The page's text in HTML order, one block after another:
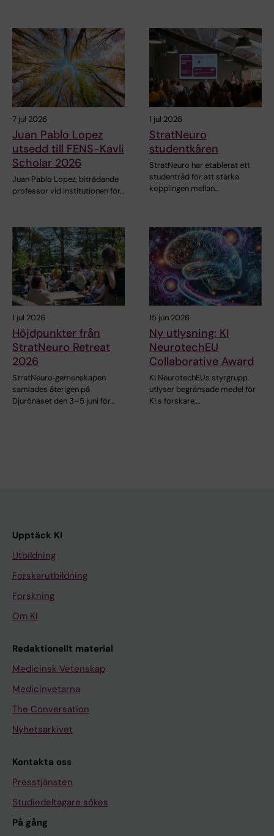
7 jul 2026
Juan Pablo Lopez
utsedd till FENS-Kavli
Scholar 2026
Juan Pablo Lopez, biträdande
professor vid Institutionen för…
1 jul 2026
StratNeuro
studentkåren
StratNeuro har etablerat ett
studentråd för att stärka
kopplingen mellan…
1 jul 2026
Höjdpunkter från
StratNeuro Retreat
2026
StratNeuro‑gemenskapen
samlades återigen på
Djurönäset den 3–5 juni för…
15 jun 2026
Ny utlysning: KI
NeurotechEU
Collaborative Award
KI NeurotechEUs styrgrupp
utlyser begränsade medel för
KI:s forskare,…
Upptäck KI
Utbildning
Forskarutbildning
Forskning
Om KI
Redaktionellt material
Medicinsk Vetenskap
Medicinvetarna
The Conversation
Nyhetsarkivet
Kontakta oss
Presstjänsten
Studiedeltagare sökes
På gång